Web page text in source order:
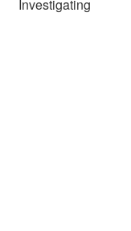
Investigating